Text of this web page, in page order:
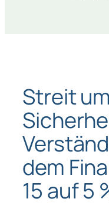
Streit um
dem
15 auf 5